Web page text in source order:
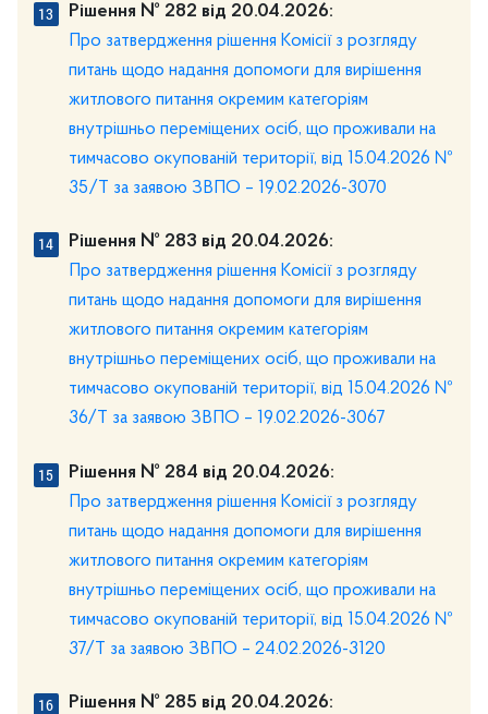
Рішення № 282 від 20.04.2026:
Про затвердження рішення Комісії з розгляду
питань щодо надання допомоги для вирішення
житлового питання окремим категоріям
внутрішньо переміщених осіб, що проживали на
тимчасово окупованій території, від 15.04.2026 №
35/Т за заявою ЗВПО – 19.02.2026-3070
Рішення № 283 від 20.04.2026:
Про затвердження рішення Комісії з розгляду
питань щодо надання допомоги для вирішення
житлового питання окремим категоріям
внутрішньо переміщених осіб, що проживали на
тимчасово окупованій території, від 15.04.2026 №
36/Т за заявою ЗВПО – 19.02.2026-3067
Рішення № 284 від 20.04.2026:
Про затвердження рішення Комісії з розгляду
питань щодо надання допомоги для вирішення
житлового питання окремим категоріям
внутрішньо переміщених осіб, що проживали на
тимчасово окупованій території, від 15.04.2026 №
37/Т за заявою ЗВПО – 24.02.2026-3120
Рішення № 285 від 20.04.2026: